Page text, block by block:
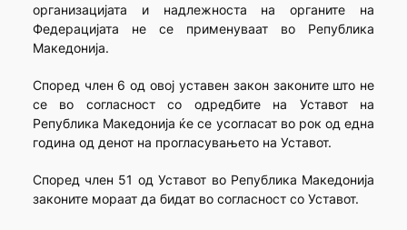
организацијата и надлежноста на органите на
Федерацијата не се применуваат во Република
Македонија.
Според член 6 од овој уставен закон законите што не
се во согласност со одредбите на Уставот на
Република Македонија ќе се усогласат во рок од една
година од денот на прогласувањето на Уставот.
Според член 51 од Уставот во Република Македонија
законите мораат да бидат во согласност со Уставот.